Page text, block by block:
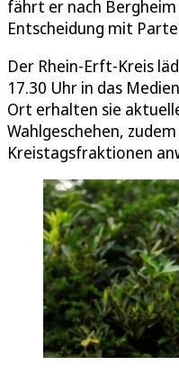
fährt er nach
Entscheidung mit
Der Rhein-Erft-Kreis
17.30 Uhr in das
Ort erhalten sie
Wahlgeschehen,
Kreistagsfraktionen